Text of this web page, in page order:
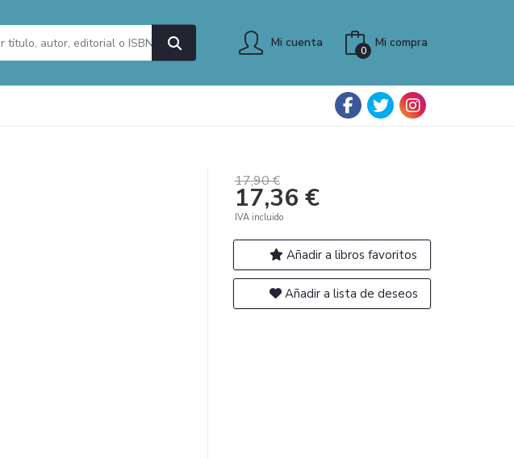
Mi cuenta Mi compra
0
17,90 €
17,36 €
IVA incluido
Añadir a libros favoritos
Añadir a lista de deseos